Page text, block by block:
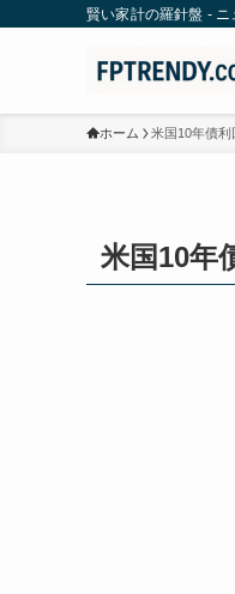
賢い家計の羅針盤 -
ホーム 米国10年債利
米国10年